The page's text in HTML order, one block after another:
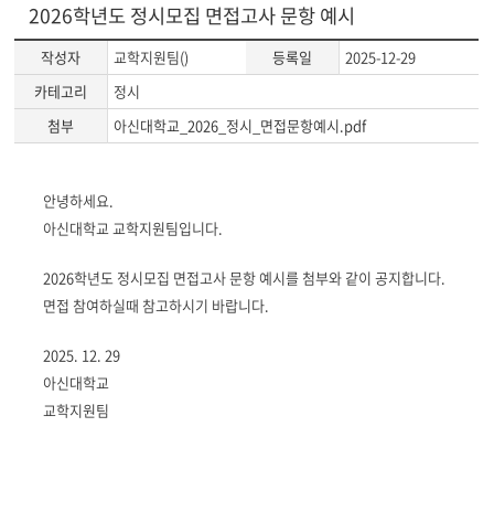
2026학년도 정시모집 면접고사 문항 예시
작성자 교학지원팀() 등록일
2025-12-29
카테고리
정시
첨부
아신대학교_2026_정시_면접문항예시.pdf
게
시
글
문
안녕하세요.
아신대학교 교학지원팀입니다.
2026학년도 정시모집 면접고사 문항 예시를 첨부와 같이 공지합니다.
면접 참여하실때 참고하시기 바랍니다.
2025. 12. 29
아신대학교
교학지원팀